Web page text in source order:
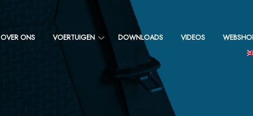
OVER ONS VOERTUIGEN DOWNLOADS VIDEOS